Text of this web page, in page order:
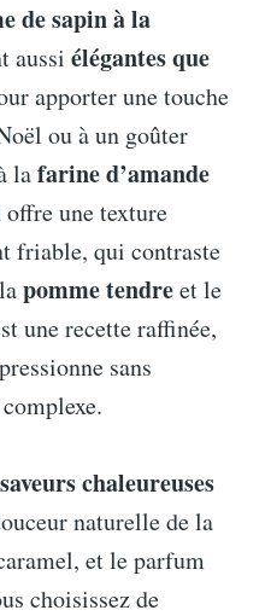
de sapin à la
aussi élégantes que
apporter une touche
ou à un goûter
lafarine d’amande
offre une texture
friable, qui contraste
pomme tendreet le
une recette raffinée,
sans
saveurs chaleureuses
naturelle de la
et le parfum
choisissez de